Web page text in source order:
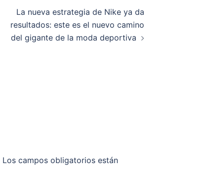
La nueva estrategia de Nike ya da
resultados: este es el nuevo camino
del gigante de la moda deportiva
Los campos obligatorios están